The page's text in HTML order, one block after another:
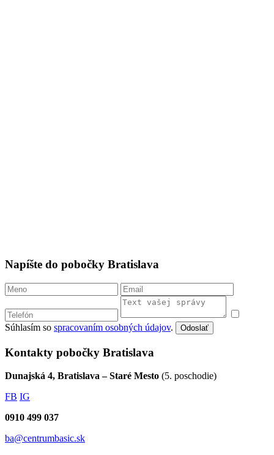
Napíšte do pobočky Bratislava
Súhlasím so spracovaním osobných údajov. Odoslať
Kontakty pobočky Bratislava
Dunajská 4, Bratislava – Staré Mesto (5. poschodie)
FB IG
0910 499 037
ba@centrumbasic.sk